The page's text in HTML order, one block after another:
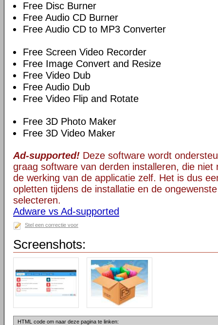
Free Disc Burner
Free Audio CD Burner
Free Audio CD to MP3 Converter
Free Screen Video Recorder
Free Image Convert and Resize
Free Video Dub
Free Audio Dub
Free Video Flip and Rotate
Free 3D Photo Maker
Free 3D Video Maker
Ad-supported! Deze software wordt
graag software van derden installeren, die niet
de werking van de applicatie zelf. Het is dus
opletten tijdens de installatie en de
selecteren.
Adware vs Ad-supported
Stel een correctie voor
Screenshots:
HTML code om naar deze pagina te linken: